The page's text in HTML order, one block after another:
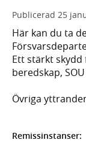
Publicerad 25
Här kan du ta
Ett stärkt
beredskap,
Övriga
Remissinstanser: